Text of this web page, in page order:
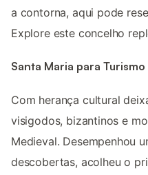
a contorna, aqui pode
Explore este concelho
Santa Maria para
Com herança cultural
visigodos, bizantinos e
Medieval. Desempenhou
descobertas, acolheu o